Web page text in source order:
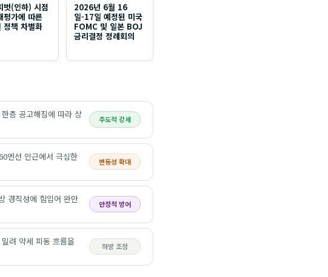
벗(인하) 시점
평가에 따른
정책 차별화
2026년 6월 16
일-17일 예정된 미국
FOMC 및 일본 BOJ
금리결정 정례회의
층 공고해짐에 따라 상
주도적 강세
엔선 인근에서 극심한
변동성 확대
경직성에 힘입어 완만
안정적 방어
려 약세 피동 흐름을
하방 조정